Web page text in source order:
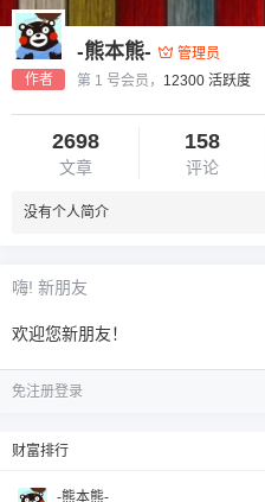
作者
-熊本熊-
管理员
第 1 号会员， 12300 活跃度
2698
文章
158
评论
没有个人简介
嗨! 新朋友
欢迎您新朋友！
免注册登录
财富排行
-熊本熊-